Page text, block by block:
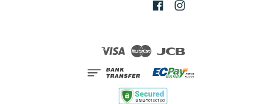
Facebook
Visa Master